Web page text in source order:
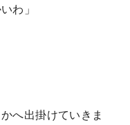
わ」
へ出掛けていきま